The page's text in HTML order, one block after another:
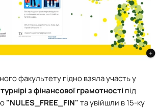
факультету гідно взяла участь у
з фінансової грамотності під
"NULES_FREE_FIN"та увійшли в 15-ку